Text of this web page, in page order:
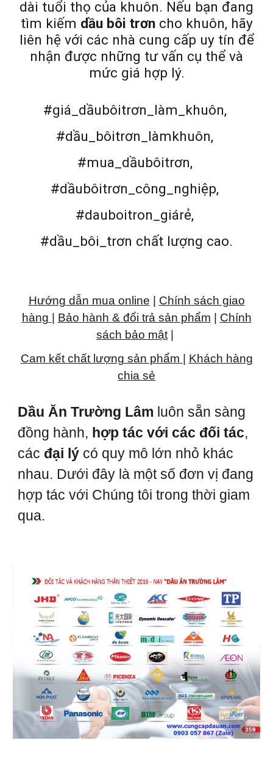
dài tuổi thọ của khuôn. Nếu bạn đang
tìm kiếm dầu bôi trơncho khuôn, hãy
liên hệ với các nhà cung cấp uy tín để
nhận được những tư vấn cụ thể và
mức giá hợp lý.
#giá_dầubôitrơn_làm_khuôn,
#dầu_bôitrơn_làmkhuôn,
#mua_dầubôitrơn,
#dầubôitrơn_công_nghiệp,
#dauboitron_giárẻ,
#dầu_bôi_trơn chất lượng cao.
Hướng dẫn mua online
Chính sách giao
hàng
Bảo hành & đổi trả sản phẩm
Chính
sách bảo mật
Cam kết chất lượng sản phẩm | Khách hàng
chia sẻ
Dầu Ăn Trường Lâm luôn sẵn sàng
đồng hành, hợp tác với các đối tác,
các đại lý có quy mô lớn nhỏ khác
nhau. Dưới đây là một số đơn vị đang
hợp tác với Chúng tôi trong thời giam
qua.